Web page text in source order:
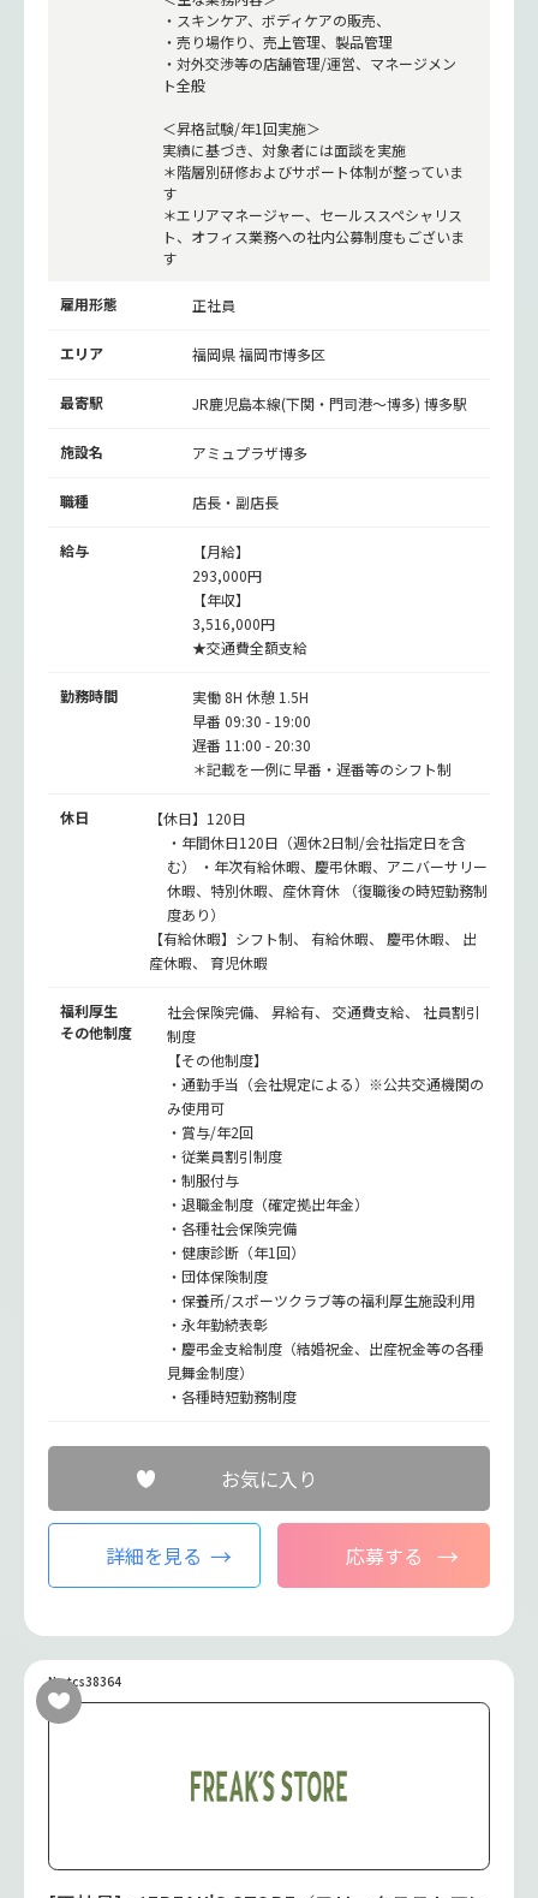
・スキンケア、ボディケアの販売、
・売り場作り、売上管理、製品管理
・対外交渉等の店舗管理/運営、マネージメン
ト全般
＜昇格試験/年1回実施＞
実績に基づき、対象者には面談を実施
＊階層別研修およびサポート体制が整っていま
す
＊エリアマネージャー、セールススペシャリス
ト、オフィス業務への社内公募制度もございま
す
雇用形態 正社員
エリア 福岡県 福岡市博多区
最寄駅 JR鹿児島本線(下関・門司港～博多)博多駅
施設名 アミュプラザ博多
職種 店長・副店長
給与
【月給】
293,000円
【年収】
3,516,000円
★交通費全額支給
勤務時間
実働 8H 休憩 1.5H
早番 09:30 - 19:00
遅番 11:00 - 20:30
＊記載を一例に早番・遅番等のシフト制
休日
【休日】120日
・年間休日120日（週休2日制/会社指定日を含
む） ・年次有給休暇、慶弔休暇、アニバーサリー
休暇、特別休暇、産休育休 （復職後の時短勤務制
度あり）
【有給休暇】シフト制、 有給休暇、 慶弔休暇、 出
産休暇、 育児休暇
福利厚生
その他制度
社会保険完備、 昇給有、 交通費支給、 社員割引
制度
【その他制度】
・通勤手当（会社規定による）※公共交通機関の
み使用可
・賞与/年2回
・従業員割引制度
・制服付与
・退職金制度（確定拠出年金）
・各種社会保険完備
・健康診断（年1回）
・団体保険制度
・保養所/スポーツクラブ等の福利厚生施設利用
・永年勤続表彰
・慶弔金支給制度（結婚祝金、出産祝金等の各種
見舞金制度）
・各種時短勤務制度
お気に入り
詳細を見る 応募する
No.tcs38364